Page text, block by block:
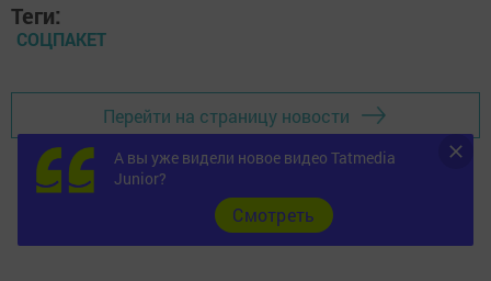
Теги:
СОЦПАКЕТ
Перейти на страницу новости
А вы уже видели новое видео Tatmedia
Junior?
Cмотреть